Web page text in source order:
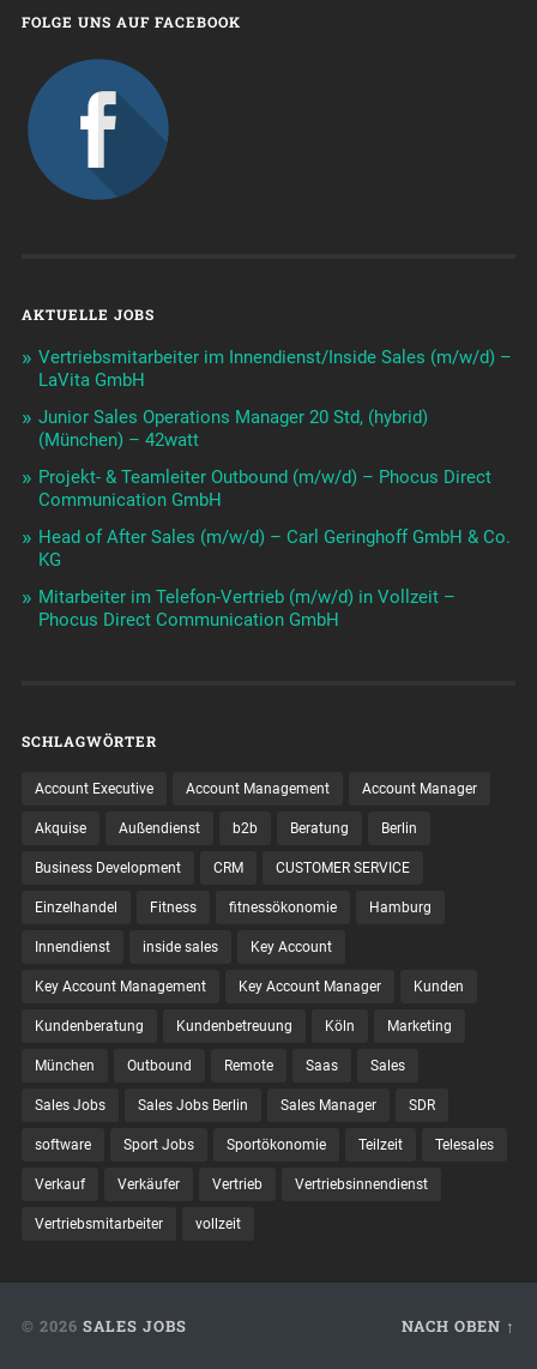
FOLGE UNS AUF FACEBOOK
AKTUELLE JOBS
Vertriebsmitarbeiter im Innendienst/Inside Sales (m/w/d) –
LaVita GmbH
Junior Sales Operations Manager 20 Std, (hybrid)
(München) – 42watt
Projekt- & Teamleiter Outbound (m/w/d) – Phocus Direct
Communication GmbH
Head of After Sales (m/w/d) – Carl Geringhoff GmbH & Co.
KG
Mitarbeiter im Telefon-Vertrieb (m/w/d) in Vollzeit –
Phocus Direct Communication GmbH
SCHLAGWÖRTER
Account Executive Account Management Account Manager
Akquise Außendienst b2b Beratung Berlin
Business Development CRM CUSTOMER SERVICE
Einzelhandel Fitness fitnessökonomie Hamburg
Innendienst inside sales Key Account
Key Account Management Key Account Manager Kunden
Kundenberatung Kundenbetreuung Köln Marketing
München Outbound Remote Saas Sales
Sales Jobs Sales Jobs Berlin Sales Manager SDR
software Sport Jobs Sportökonomie Teilzeit Telesales
Verkauf Verkäufer Vertrieb Vertriebsinnendienst
Vertriebsmitarbeiter vollzeit
© 2026 SALES JOBS NACH OBEN ↑